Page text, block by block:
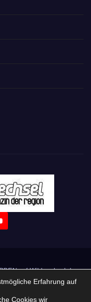
auf Wildwechsel.de
Erfahrung auf
Cookies wir